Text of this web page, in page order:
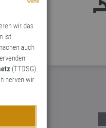
wir das
ist
auch
(TTDSG)
nerven wir